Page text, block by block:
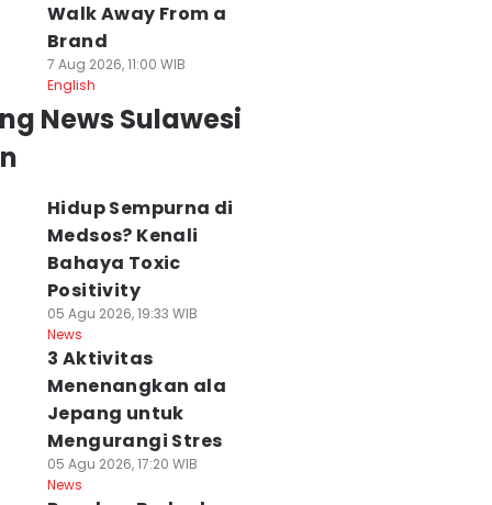
Walk Away From a
Brand
7 Aug 2026, 11:00 WIB
English
News Sulawesi
Hidup Sempurna di
Medsos? Kenali
Bahaya Toxic
Positivity
05 Agu 2026, 19:33 WIB
News
3 Aktivitas
Menenangkan ala
Jepang untuk
Mengurangi Stres
05 Agu 2026, 17:20 WIB
News